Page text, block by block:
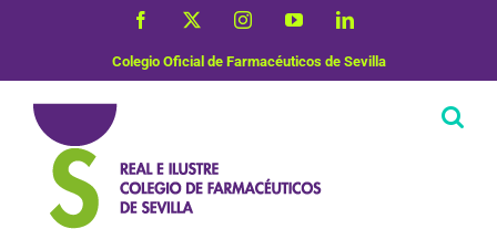
Facebook InstagramYouTubeLinkedIn
Colegio Oficial de Farmacéuticos de Sevilla